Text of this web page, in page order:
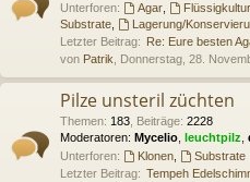
Unterforen:
Agar,
Substrate
Lagerung/
Letzter Beitrag: Re: Eure besten
von Patrik , Donnerstag, 28.
Pilze unsteril züchten
Themen: 183 Beiträge: 2228
Moderatoren: Mycelio leuchtpilz
Unterforen:
Klonen,
Substrate
Letzter Beitrag: Tempeh